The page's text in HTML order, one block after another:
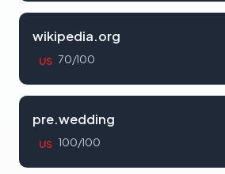
wikipedia.org
US 70/100
pre.wedding
US 100/100